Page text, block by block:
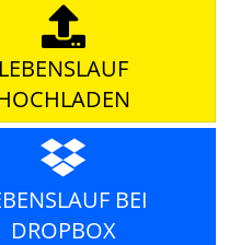
LEBENSLAUF
BEI
DROPBOX